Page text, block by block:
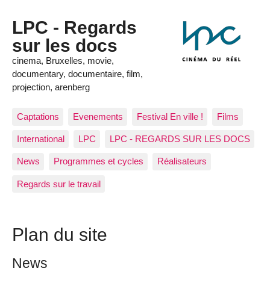
LPC - Regards
sur les docs
cinema, Bruxelles, movie,
documentary, documentaire, film,
projection, arenberg
Captations Evenements Festival En ville ! Films
International LPC LPC - REGARDS SUR LES DOCS
News Programmes et cycles Réalisateurs
Regards sur le travail
Plan du site
News